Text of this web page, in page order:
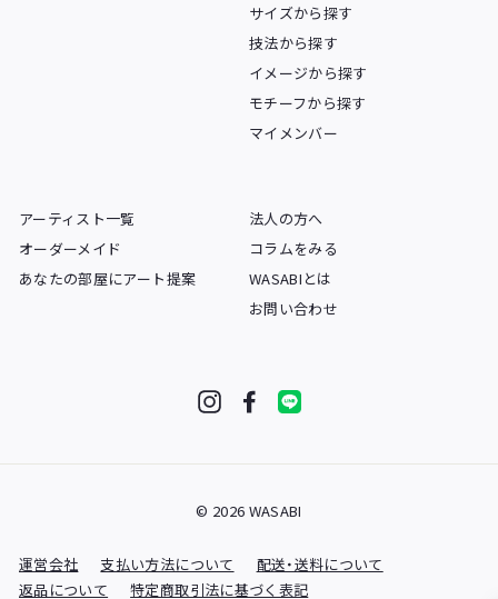
サイズから探す
技法から探す
イメージから探す
モチーフから探す
マイメンバー
アーティスト一覧
オーダーメイド
あなたの部屋にアート提案
法人の方へ
コラムをみる
WASABIとは
お問い合わせ
© 2026 WASABI
運営会社 支払い方法について
配送・送料について
返品について
特定商取引法に基づく表記